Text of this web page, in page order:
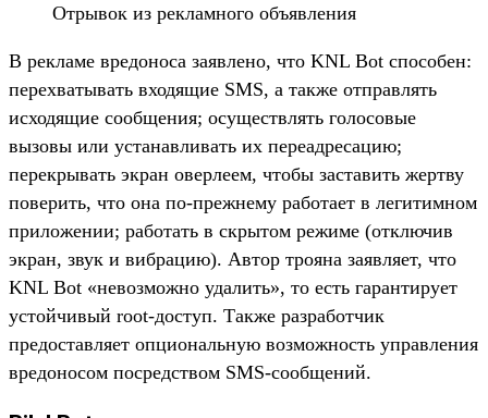
Отрывок из рекламного объявления
В рекламе вредоноса заявлено, что KNL Bot способен:
перехватывать входящие SMS, а также отправлять
исходящие сообщения; осуществлять голосовые
вызовы или устанавливать их переадресацию;
перекрывать экран оверлеем, чтобы заставить жертву
поверить, что она по-прежнему работает в легитимном
приложении; работать в скрытом режиме (отключив
экран, звук и вибрацию). Автор трояна заявляет, что
KNL Bot «невозможно удалить», то есть гарантирует
устойчивый root-доступ. Также разработчик
предоставляет опциональную возможность управления
вредоносом посредством SMS-сообщений.